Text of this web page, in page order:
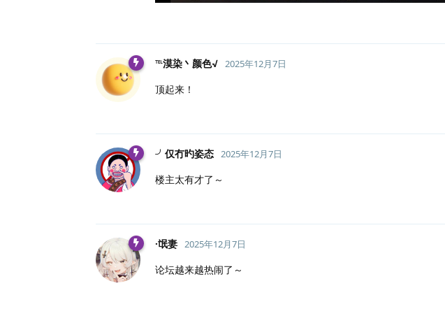
℡漠染丶颜色√ 2025年12月7日
顶起来！
╯仅冇旳姿态 2025年12月7日
楼主太有才了～
·氓妻 2025年12月7日
论坛越来越热闹了～